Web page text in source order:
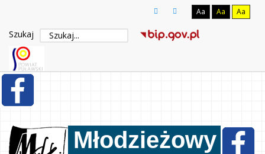
Aa Aa Aa
Szukaj
Młodzieżowy